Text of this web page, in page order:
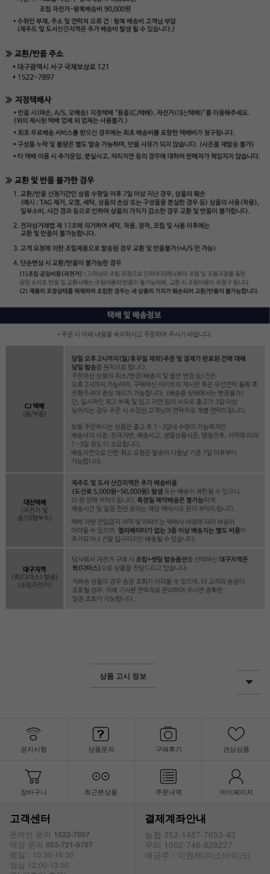
상품 고시 정보
공지사항 상품문의 구매후기 관심상품
장바구니 최근본상품 주문내역 마이페이지
고객센터
온라인 문의 1522-7897
매장 문의 053-721-6787
평일 : 10:30-16:30
점심 12:00-13:00
결제계좌안내
농협 352-1487-7653-43
우리 1002-746-829227
예금주 : 이원해(미소바이크)